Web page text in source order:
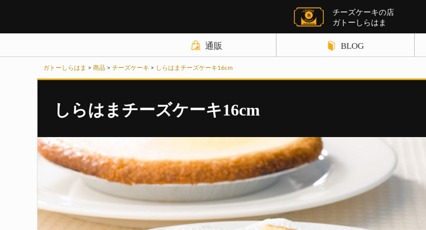
チーズケーキの店
ガトーしらはま
通販 BLOG
商品カテゴリ
野菜ケーキ
クッキーその他
ギフトセット
お買い物ガイド
クレームブリュレ関連の記事
野菜ケーキ関連の記事
チョコレート関連の記事
クッキー関連の記事
ガトーしらはま > 商品 > チーズケーキ > しらはまチーズケーキ16cm
しらはまチーズケーキ16cm